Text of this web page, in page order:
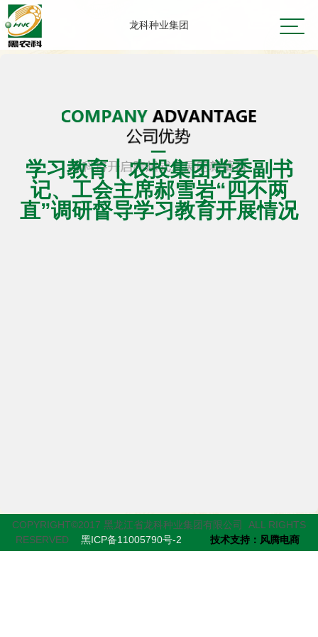
龙科种业集团
学习教育丨农投集团党委副书
记、工会主席郝雪岩“四不两
直”调研督导学习教育开展情况
COPYRIGHT©2017 黑龙江省龙科种业集团有限公司 ALL RIGHTS
RESERVED
黑ICP备11005790号-2 技术支持：风腾电商